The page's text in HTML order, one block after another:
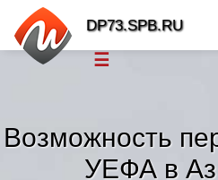
Возможность
УЕФА в
DP73.SPB.RU
☰
Тренды новостей»